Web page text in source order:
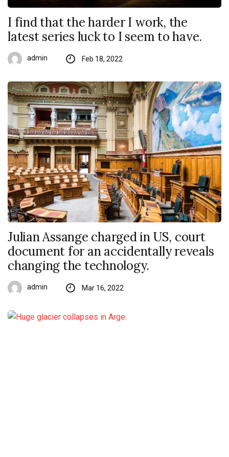
I find that the harder I work, the
latest series luck to I seem to have.
admin Feb 18, 2022
Julian Assange charged in US, court
document for an accidentally reveals
changing the technology.
admin Mar 16, 2022